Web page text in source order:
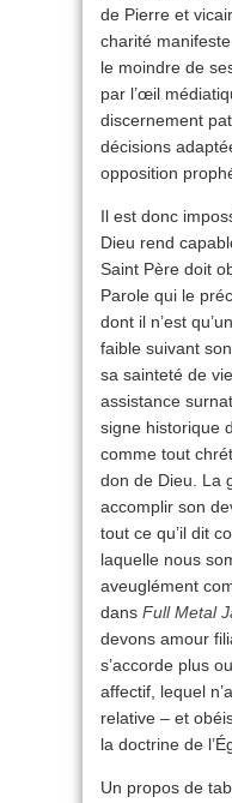
de Pierre et
charité
le moindre de
par l’œil
discernement
décisions
opposition
Il est donc
Dieu rend
Saint Père doit
Parole qui le
dont il n’est
faible suivant
sa sainteté de
assistance
signe historique
comme tout
don de Dieu. La
accomplir son
tout ce qu’il dit
laquelle nous
aveuglément
dans Full Metal
devons amour
s’accorde plus
affectif, lequel
relative – et
la doctrine de
Un propos de